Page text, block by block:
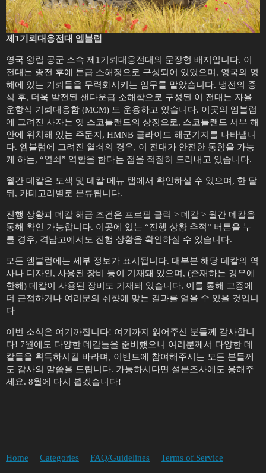
제1기뢰대응전대 엠블럼
영국 왕립 공군 소속 제1기뢰대응전대의 문장형 배지입니다. 이
전대는 종전 후에 톤급 소해정으로 구성되어 있었으며, 영국의 영
해에 있는 기뢰들을 무력화시키는 임무를 맡았습니다. 냉전의 종
식 후, 더욱 발전된 샌다운급 소해함으로 구성된 이 전대는 자율
운항식 기뢰대응함 (MCM) 도 운용하고 있습니다. 이곳의 엠블럼
에 그려진 사자는 옛 스코틀랜드의 상징으로, 스코틀랜드 서부 해
안에 위치해 있는 주둔지, HMNB 클라이드 해군기지를 나타냅니
다. 엠블럼에 그려진 열쇠의 경우, 이 전대가 안전한 통항을 가능
케 하는, “열쇠” 역할을 한다는 점을 적절히 드러내고 있습니다.
월간 데칼은 도색 및 데칼 메뉴 탭에서 확인하실 수 있으며, 한 달
뒤, 카테고리별로 분류됩니다.
진행 상황과 데칼 해금 조건은 프로필 클릭 > 데칼 > 월간 데칼을
통해 확인 가능합니다. 이곳에 있는 “진행 상황 추적” 버튼을 누
를 경우, 격납고에서도 진행 상황을 확인하실 수 있습니다.
모든 엠블럼에는 세부 정보가 표시됩니다. 대부분 해당 데칼의 역
사나 디자인, 사용된 장비 등이 기재돼 있으며, (존재하는 경우에
한해) 데칼이 사용된 장비도 기재돼 있습니다. 이를 통해 고증에
더 근접하거나 여러분의 취향에 맞는 결과를 얻을 수 있을 것입니
다
이번 소식은 여기까집니다! 여기까지 읽어주신 분들께 감사합니
다! 7월에도 다양한 데칼들을 준비했으니 여러분께서 다양한 데
칼들을 획득하시길 바라며, 이벤트에 참여해주시는 모든 분들께
도 감사의 말씀을 드립니다. 가능하시다면 설문조사에도 응해주
세요. 8월에 다시 뵙겠습니다!
Home Categories FAQ/Guidelines Terms of Service